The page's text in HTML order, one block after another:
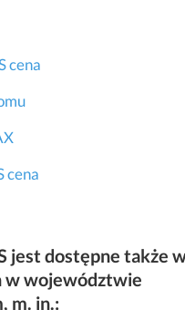
cena
cena
jest dostępne także
w województwie
m. in.: